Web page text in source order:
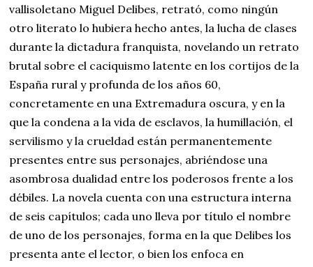
vallisoletano Miguel Delibes, retrató, como ningún
otro literato lo hubiera hecho antes, la lucha de clases
durante la dictadura franquista, novelando un retrato
brutal sobre el caciquismo latente en los cortijos de la
España rural y profunda de los años 60,
concretamente en una Extremadura oscura, y en la
que la condena a la vida de esclavos, la humillación, el
servilismo y la crueldad están permanentemente
presentes entre sus personajes, abriéndose una
asombrosa dualidad entre los poderosos frente a los
débiles. La novela cuenta con una estructura interna
de seis capítulos; cada uno lleva por título el nombre
de uno de los personajes, forma en la que Delibes los
presenta ante el lector, o bien los enfoca en